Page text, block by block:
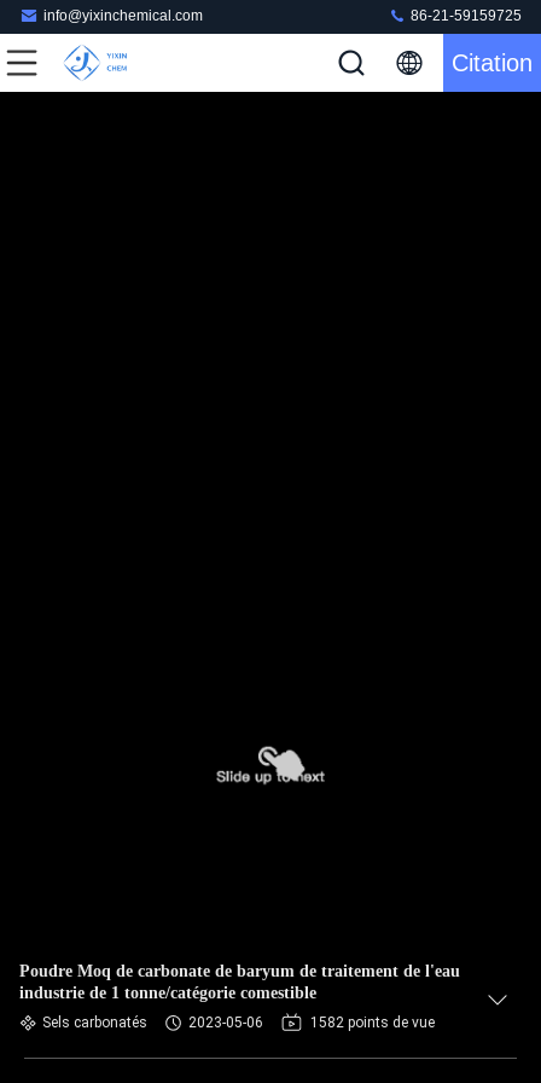
info@yixinchemical.com 86-21-59159725
Citation
Poudre Moq de carbonate de baryum de traitement de l'eau
industrie de 1 tonne/catégorie comestible
Sels carbonatés 2023-05-06 1582 points de vue